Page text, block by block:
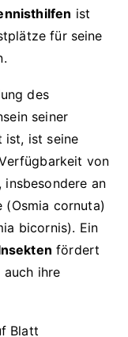
ist
für seine
des
seiner
ist, ist seine
von
an
(Osmia cornuta)
bicornis). Ein
fördert
auch ihre